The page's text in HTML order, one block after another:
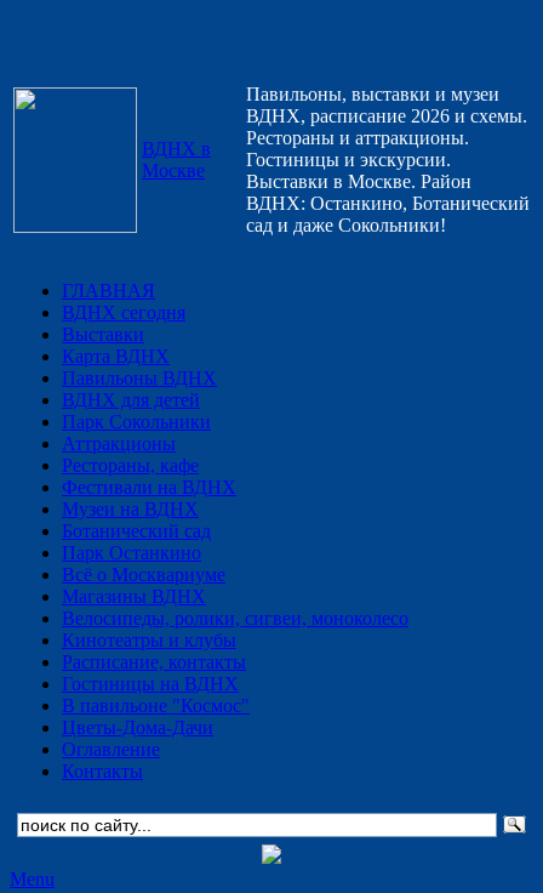
ВДНХ в
Москве
Павильоны, выставки и музеи
ВДНХ, расписание 2026 и схемы.
Рестораны и аттракционы.
Гостиницы и экскурсии.
Выставки в Москве. Район
ВДНХ: Останкино, Ботанический
сад и даже Сокольники!
ГЛАВНАЯ
ВДНХ сегодня
Выставки
Карта ВДНХ
Павильоны ВДНХ
ВДНХ для детей
Парк Сокольники
Аттракционы
Рестораны, кафе
Фестивали на ВДНХ
Музеи на ВДНХ
Ботанический сад
Парк Останкино
Всё о Москвариуме
Магазины ВДНХ
Велосипеды, ролики, сигвеи, моноколесо
Кинотеатры и клубы
Расписание, контакты
Гостиницы на ВДНХ
В павильоне "Космос"
Цветы-Дома-Дачи
Оглавление
Контакты
Menu